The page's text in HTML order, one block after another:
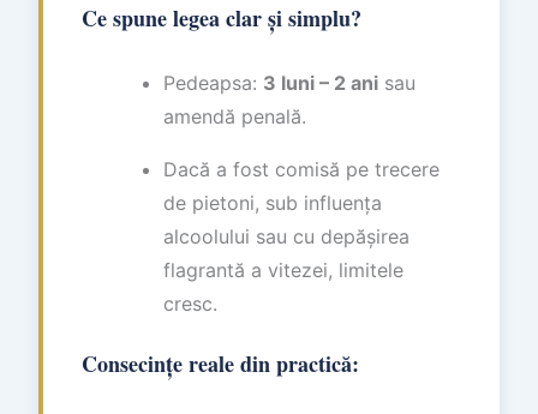
Ce spune legea clar și simplu?
Pedeapsa: 3 luni – 2 ani sau
amendă penală.
Dacă a fost comisă pe trecere
de pietoni, sub influența
alcoolului sau cu depășirea
flagrantă a vitezei, limitele
cresc.
Consecințe reale din practică: